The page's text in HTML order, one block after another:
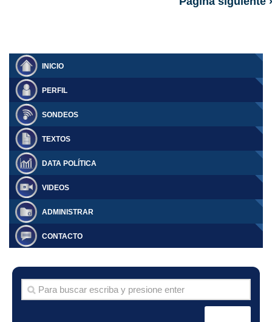
INICIO
PERFIL
SONDEOS
TEXTOS
DATA POLÍTICA
VIDEOS
ADMINISTRAR
CONTACTO